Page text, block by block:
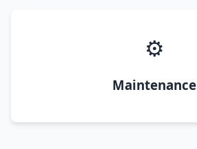
⚙️
Maintenance